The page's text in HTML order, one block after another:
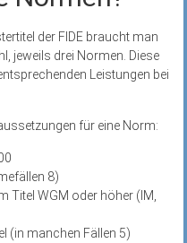
der FIDE braucht man
jeweils drei Normen. Diese
Leistungen bei
für eine Norm:
8)
Titel WGM oder höher (IM,
(in manchen Fällen 5)